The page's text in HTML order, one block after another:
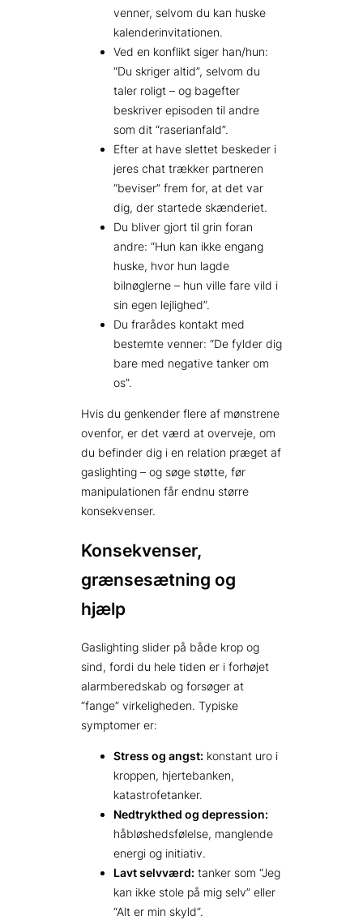
venner, selvom du kan huske
kalender­invitationen.
Ved en konflikt siger han/hun:
“Du skriger altid”, selvom du
taler roligt – og bagefter
beskriver episoden til andre
som dit “raseri­anfald”.
Efter at have slettet beskeder i
jeres chat trækker partneren
“beviser” frem for, at det var
dig, der startede skænderiet.
Du bliver gjort til grin foran
andre: “Hun kan ikke engang
huske, hvor hun lagde
bilnøglerne – hun ville fare vild i
sin egen lejlighed”.
Du frarådes kontakt med
bestemte venner: “De fylder dig
bare med negative tanker om
os”.
Hvis du genkender flere af mønstrene
ovenfor, er det værd at overveje, om
du befinder dig i en relation præget af
gaslighting – og søge støtte, før
manipulationen får endnu større
konsekvenser.
Konsekvenser,
grænsesætning og
hjælp
Gaslighting slider på både krop og
sind, fordi du hele tiden er i forhøjet
alarmberedskab og forsøger at
“fange” virkeligheden. Typiske
symptomer er:
Stress og angst: konstant uro i
kroppen, hjertebanken,
katastrofetanker.
Nedtrykthed og depression:
håbløshedsfølelse, manglende
energi og initiativ.
Lavt selvværd: tanker som “Jeg
kan ikke stole på mig selv” eller
“Alt er min skyld”.